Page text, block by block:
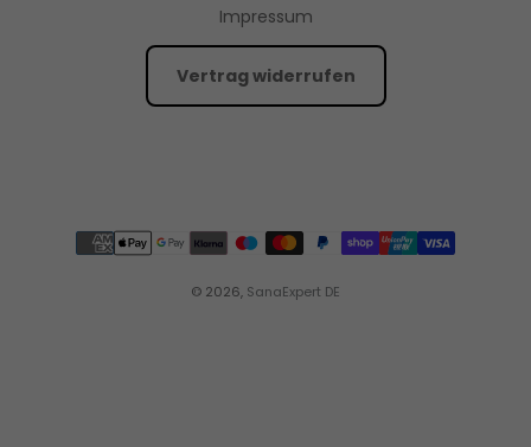
Impressum
Vertrag widerrufen
© 2026, SanaExpert DE